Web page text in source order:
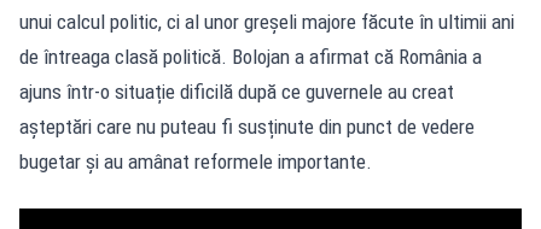
unui calcul politic, ci al unor greșeli majore făcute în ultimii ani
de întreaga clasă politică. Bolojan a afirmat că România a
ajuns într-o situație dificilă după ce guvernele au creat
așteptări care nu puteau fi susținute din punct de vedere
bugetar și au amânat reformele importante.